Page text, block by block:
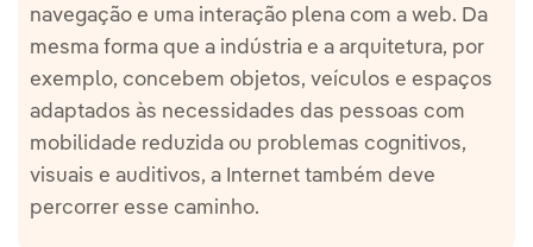
navegação e uma interação plena com a web. Da
mesma forma que a indústria e a arquitetura, por
exemplo, concebem objetos, veículos e espaços
adaptados às necessidades das pessoas com
mobilidade reduzida ou problemas cognitivos,
visuais e auditivos, a Internet também deve
percorrer esse caminho.